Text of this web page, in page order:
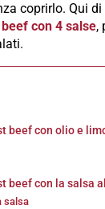
coprirlo. Qui
con 4 salse,
beef con olio e
beef con la salsa
salsa